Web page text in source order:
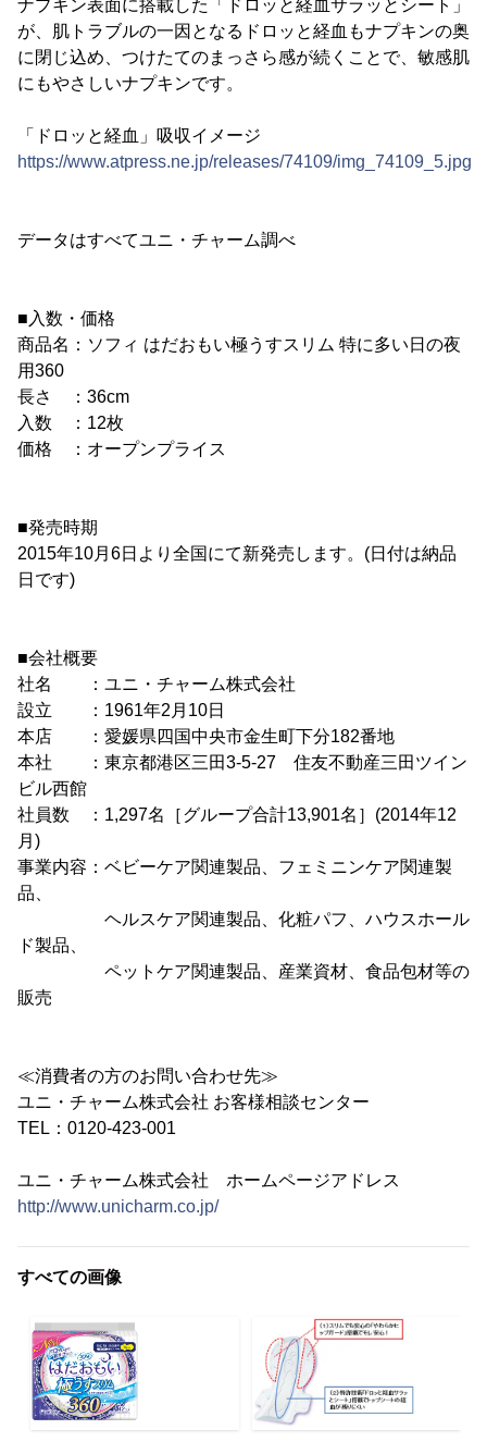
ナプキン表面に搭載した「ドロッと経血サラッとシート」
が、肌トラブルの一因となるドロッと経血もナプキンの奥
に閉じ込め、つけたてのまっさら感が続くことで、敏感肌
にもやさしいナプキンです。
「ドロッと経血」吸収イメージ
https://www.atpress.ne.jp/releases/74109/img_74109_5.jpg
データはすべてユニ・チャーム調べ
■入数・価格
商品名：ソフィ はだおもい極うすスリム 特に多い日の夜
用360
長さ ：36cm
入数 ：12枚
価格 ：オープンプライス
■発売時期
2015年10月6日より全国にて新発売します。(日付は納品
日です)
■会社概要
社名 ：ユニ・チャーム株式会社
設立 ：1961年2月10日
本店 ：愛媛県四国中央市金生町下分182番地
本社 ：東京都港区三田3-5-27 住友不動産三田ツイン
ビル西館
社員数 ：1,297名［グループ合計13,901名］(2014年12
月)
事業内容：ベビーケア関連製品、フェミニンケア関連製
品、
ヘルスケア関連製品、化粧パフ、ハウスホール
ド製品、
ペットケア関連製品、産業資材、食品包材等の
販売
≪消費者の方のお問い合わせ先≫
ユニ・チャーム株式会社 お客様相談センター
TEL：0120-423-001
ユニ・チャーム株式会社 ホームページアドレス
http://www.unicharm.co.jp/
すべての画像